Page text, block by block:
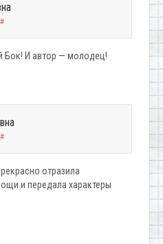
#
Бок! И автор — молодец!
#
отразила
и передала характеры